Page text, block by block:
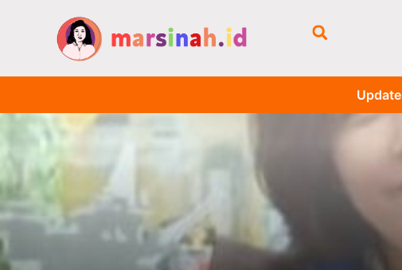
Update